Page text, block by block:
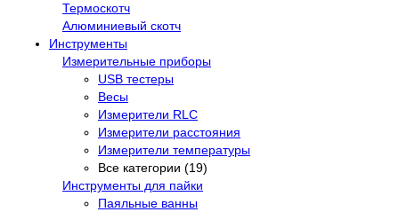
Термоскотч
Алюминиевый скотч
Инструменты
Измерительные приборы
USB тестеры
Весы
Измерители RLC
Измерители расстояния
Измерители температуры
Все категории (19)
Инструменты для пайки
Паяльные ванны